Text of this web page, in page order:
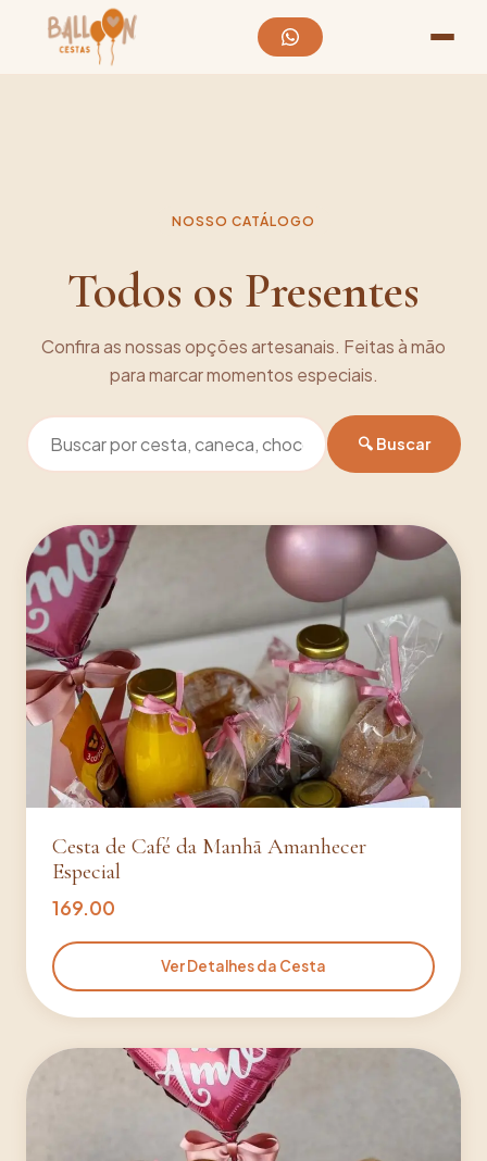
NOSSO CATÁLOGO
Todos os Presentes
Confira as nossas opções artesanais. Feitas à mão
para marcar momentos especiais.
🔍 Buscar
Cesta de Café da Manhã Amanhecer
Especial
169.00
Ver Detalhes da Cesta